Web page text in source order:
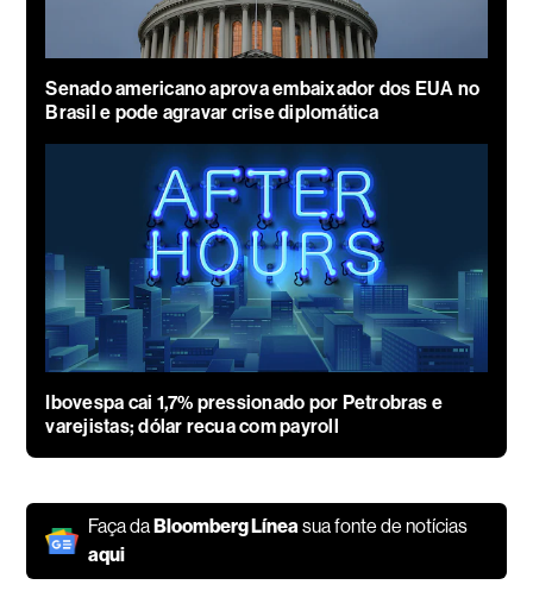
Senado americano aprova embaixador dos EUA no
Brasil e pode agravar crise diplomática
Ibovespa cai 1,7% pressionado por Petrobras e
varejistas; dólar recua com payroll
Faça daBloomberg Líneasua fonte de notícias
aqui